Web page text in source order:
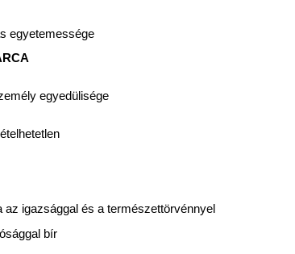
egyetemessége
egyedülisége
igazsággal és a természettörvénnyel
bír